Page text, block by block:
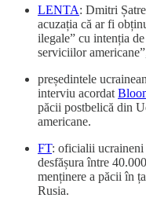
LENTA: Dmitri
acuzația că ar fi
ilegale” cu intenția
serviciilor
președintele
interviu acordat
păcii postbelică din
americane.
FT: oficialii ucraineni
desfășura între
menținere a păcii în
Rusia.